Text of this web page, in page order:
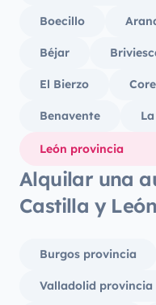
Boecillo
Béjar
El Bierzo
Benavente
León provincia
Alquilar una
Castilla y León
Burgos provincia
Valladolid provincia